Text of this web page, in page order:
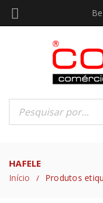
HAFELE
Início / Produtos